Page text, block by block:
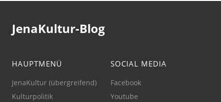
JenaKultur-Blog
HAUPTMENÜ
JenaKultur (übergreifend)
Kulturpolitik
SOCIAL MEDIA
Facebook
Youtube